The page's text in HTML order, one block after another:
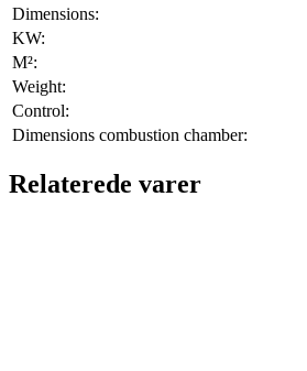
Dimensions:
KW:
M²:
Weight:
Control:
Dimensions combustion chamber:
Relaterede varer